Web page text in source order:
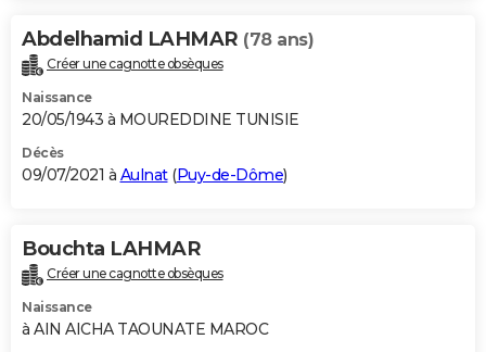
Abdelhamid LAHMAR (78 ans)
Créer une cagnotte obsèques
Naissance
20/05/1943 à MOUREDDINE TUNISIE
Décès
09/07/2021 à Aulnat(Puy-de-Dôme)
Bouchta LAHMAR
Créer une cagnotte obsèques
Naissance
à AIN AICHA TAOUNATE MAROC